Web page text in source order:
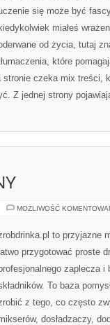
się może być
kiedykolwiek miałeś
od życia, tutaj
które
czeka mix treści,
Z jednej strony
MOŻLIWOŚĆ
to przyjazne
przygotować proste
zaplecza i
To baza
z tego, co często
dosładzaczy,